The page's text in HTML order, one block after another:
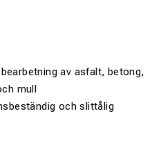
av asfalt, betong,
mull
och slittålig